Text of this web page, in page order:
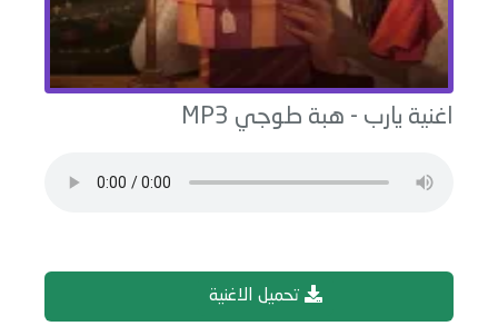
اغنية يارب - هبة طوجي
تحميل الاغنية